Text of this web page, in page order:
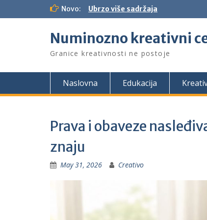
t
Novo: Ubrzo više sadržaja
Numinozno kreativni
Granice kreativnosti ne postoje
Naslovna Edukacija
Prava i obaveze
znaju
May 31, 2026 Creativo